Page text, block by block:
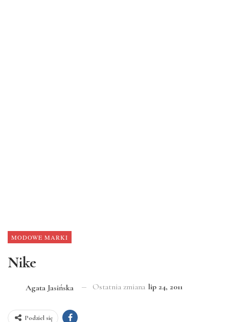
MODOWE MARKI
Nike
Agata Jasińska Ostatnia zmiana lip 24, 2011
Podziel się